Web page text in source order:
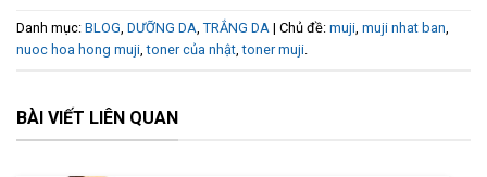
Danh mục: BLOG DƯỠNG DA TRẮNG DA | Chủ đề: muji muji nhat ban
nuoc hoa hong muji ,toner của nhật ,toner muji
BÀI VIẾT LIÊN QUAN